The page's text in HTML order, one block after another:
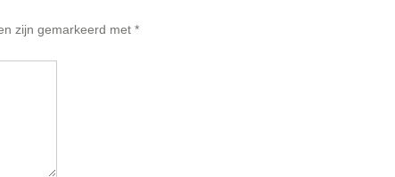
zijn gemarkeerd met *